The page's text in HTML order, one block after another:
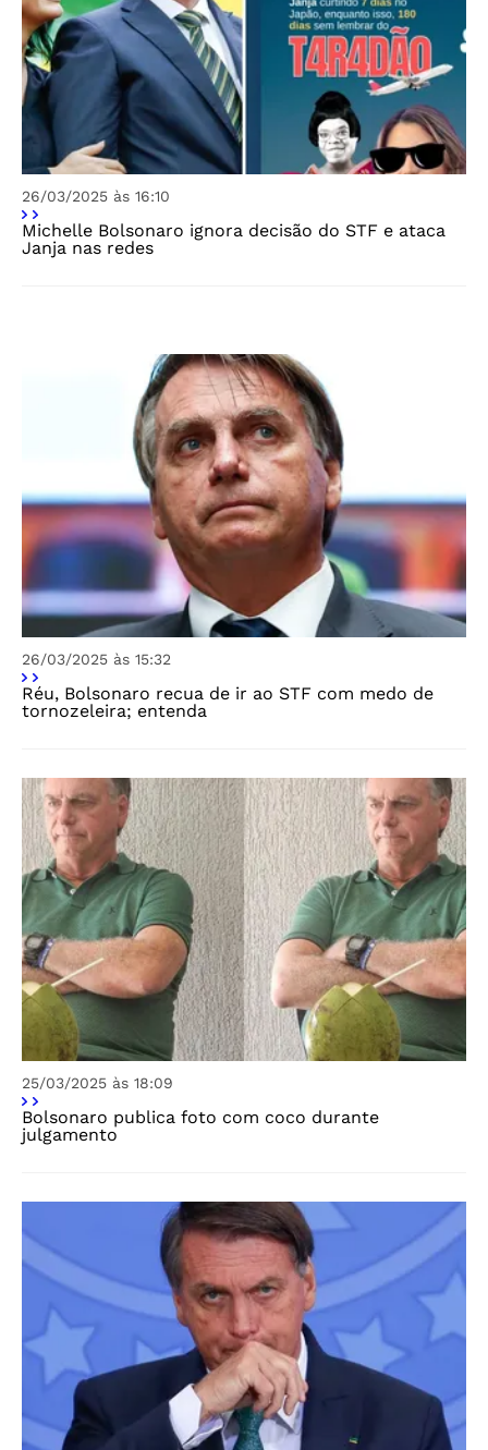
26/03/2025 às 16:10
Michelle Bolsonaro ignora decisão do STF e ataca
Janja nas redes
26/03/2025 às 15:32
Réu, Bolsonaro recua de ir ao STF com medo de
tornozeleira; entenda
25/03/2025 às 18:09
Bolsonaro publica foto com coco durante
julgamento